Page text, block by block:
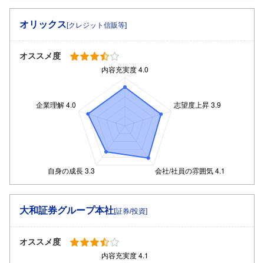
オリックス[クレジット信販等]
オススメ度
大和証券グループ本社[証券/投資]
オススメ度